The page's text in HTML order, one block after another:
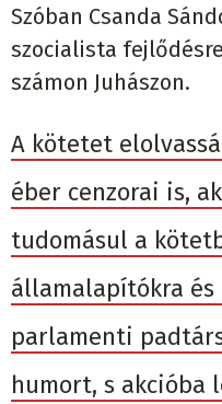
Szóban Csanda
szocialista
számon Juhászon.
A kötetet
éber cenzorai is,
tudomásul a
államalapítókra és
parlamenti
humort, s akcióba